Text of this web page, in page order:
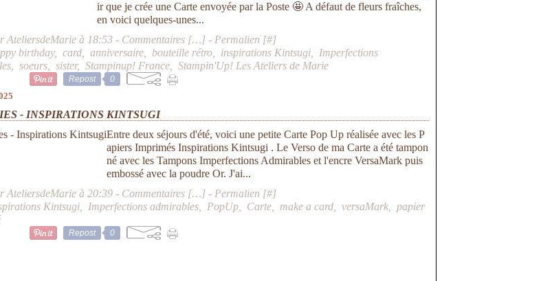
ir que je crée une Carte envoyée par la Poste 🤩 A défaut de fleurs fraîches,
en voici quelques-unes...
AteliersdeMarie à 18:53 - Commentaires […] - Permalien [#]
birthday,card ,anniversaire bouteille rétro inspirations Kintsugi
Imperfections
,soeurs ,sister,Stampinup! France ,Stampin'Up! Les Ateliers de Marie
Repost 0
- INSPIRATIONS KINTSUGI
Entre deux séjours d'été, voici une petite Carte Pop Up réalisée avec les P
apiers Imprimés Inspirations Kintsugi . Le Verso de ma Carte a été tampon
né avec les Tampons Imperfections Admirables et l'encre VersaMark puis
embossé avec la poudre Or. J'ai...
AteliersdeMarie à 20:39 - Commentaires […] - Permalien [#]
Kintsugi Imperfections admirables PopUp Carte make a card ,versaMark
papier
Repost 0